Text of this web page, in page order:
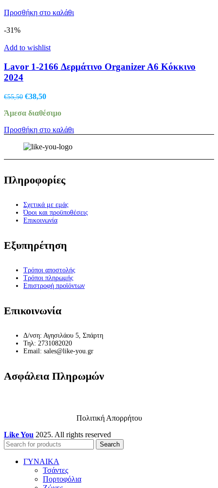
€48,50.
Προσθήκη στο καλάθι
-31%
Add to wishlist
Lavor 1-2166 Δερμάτινο Organizer A6 Κόκκινο
2024
€55,50 Original
was:
€38,50Η
τιμή
€38,50.
Άμεσα διαθέσιμο
Προσθήκη στο καλάθι
Πληροφορίες
Σχετικά με εμάς
Όροι και προϋποθέσεις
Επικοινωνία
Εξυπηρέτηση
Τρόποι αποστολής
Τρόποι πληρωμής
Επιστροφή προϊόντων
Επικοινωνία
Δ/νση: Αγησιλάου 5, Σπάρτη
Τηλ: 2731082020
Email: sales@like-you.gr
Ασφάλεια Πληρωμών
Πολιτική Απορρήτου
Like You 2025. All rights reserved
Search
ΓΥΝΑΙΚΑ
Τσάντες
Πορτοφόλια